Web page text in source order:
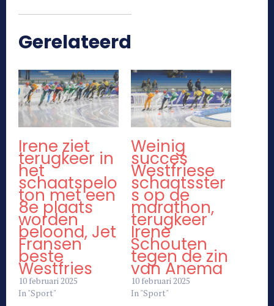
Gerelateerd
Irene ziet
terugkeer in
het
schaatspelo
ton met een
8e plaats
worden
beloond, Jet
Fransen
beste
Westfries
10 februari 2025
In "Sport"
Weinig
succes
Westfriese
schaatsster
s op de
marathon,
terugkeer
Irene
Schouten
tegen de zin
van Anema
10 februari 2025
In "Sport"